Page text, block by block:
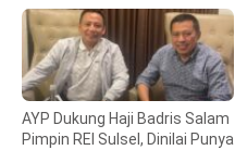
AYP Dukung Haji Badris Salam
Pimpin REI Sulsel, Dinilai Punya